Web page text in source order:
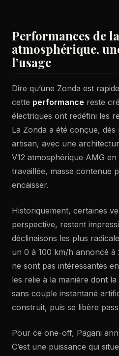
Performances de
atmosphérique,
l’usage
Dire qu’une Zonda est
cette performance reste
électriques ont redéfini les
La Zonda a été conçue, dès
artisan, avec une
V12 atmosphérique AMG
travaillée, masse contenue
encaisser.
Historiquement, certaines
perspective, restent
déclinaisons les plus
un 0 à 100 km/h annoncé à
ne sont pas intéressantes
les relie à la manière dont
sans couple instantané
construit, puis se libère
Pour ce one-off, Pagani
C’est une puissance qui